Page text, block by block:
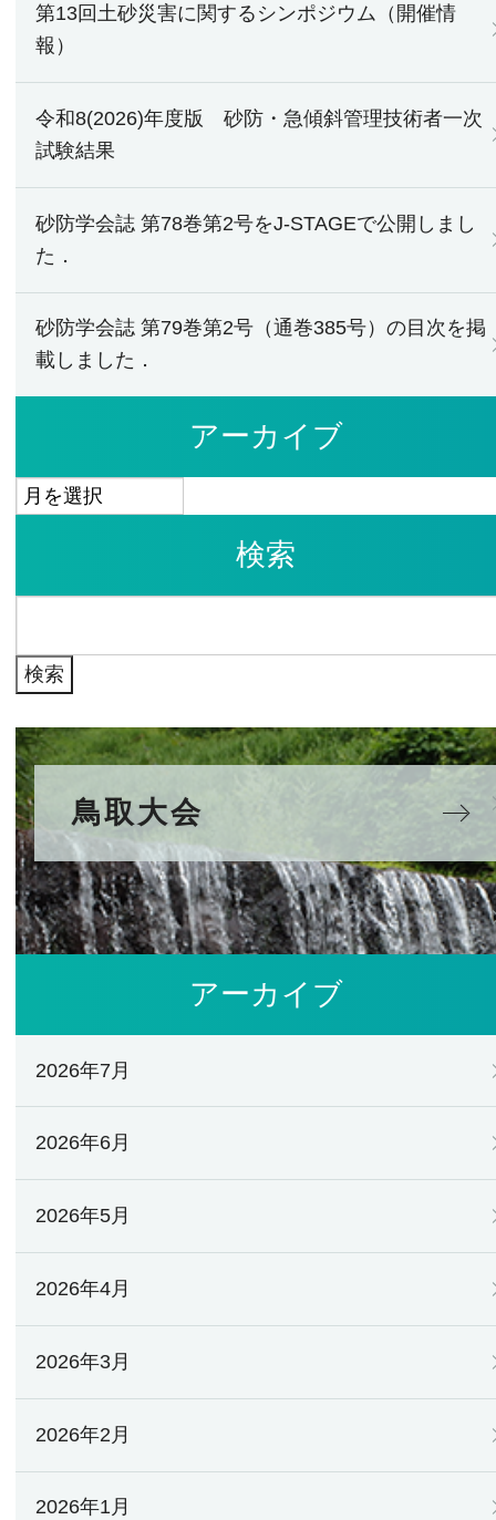
第13回土砂災害に関するシンポジウム（開催情
報）
令和8(2026)年度版 砂防・急傾斜管理技術者一次
試験結果
砂防学会誌 第78巻第2号をJ-STAGEで公開しまし
た．
砂防学会誌 第79巻第2号（通巻385号）の目次を掲
載しました．
アーカイブ
ア
検索
鳥取大会
アーカイブ
2026年7月
2026年6月
2026年5月
2026年4月
2026年3月
2026年2月
2026年1月